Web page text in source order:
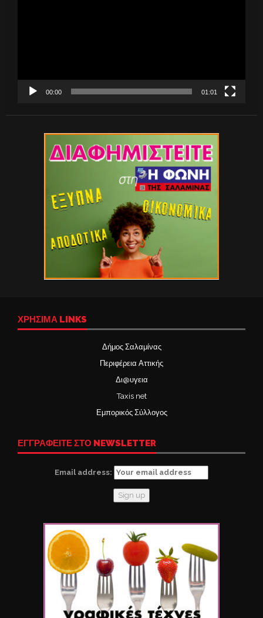
00:00 01:01
ΧΡΉΣΙΜΑ LINKS
Δήμος Σαλαμίνας
Περιφέρεια Αττικής
Δι@υγεια
Taxis net
Εμπορικός Σύλλογος
ΕΓΓΡΑΦΕΙΤΕ ΣΤΟ NEWSLETTER
Email address: